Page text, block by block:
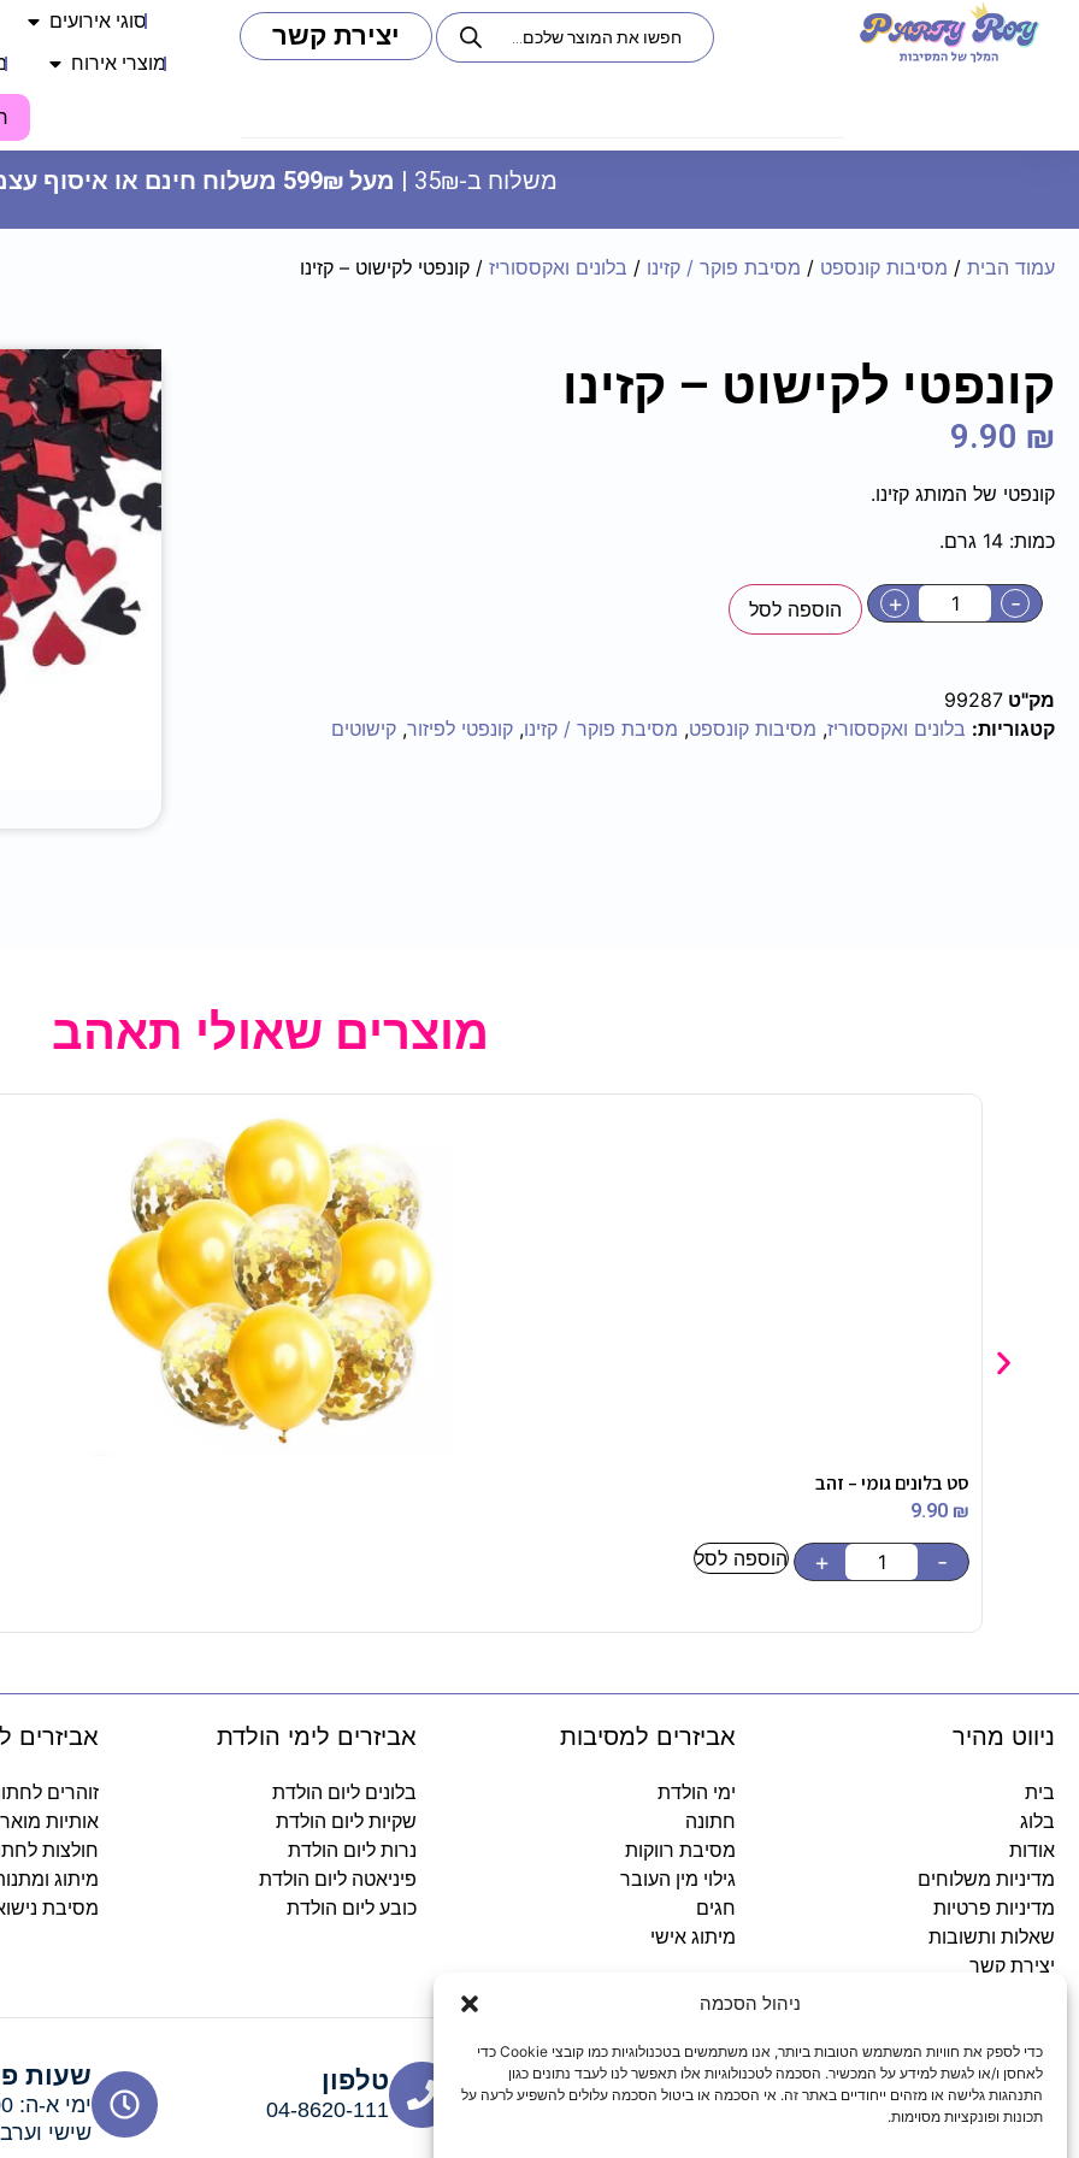
ניהול הסכמה
כדי לספק את חוויות המשתמש הטובות ביותר, אנו משתמשים בטכנולוגיות כמו קובצי Cookie כדי
לאחסן ו/או לגשת למידע על המכשיר. הסכמה לטכנולוגיות אלו תאפשר לנו לעבד נתונים כגון
התנהגות גלישה או מזהים ייחודיים באתר זה. אי הסכמה או ביטול הסכמה עלולים להשפיע לרעה על
תכונות ופונקציות מסוימות.
מפת שולחן - טרקטורים
+
ADD
יצירת קשר סוגי אירועים
מוצרי אירוח
משלוח ב-35₪ | מעל 599₪ משלוח חינם או איסוף עצמי
עמוד הבית / מסיבות קונספט / מסיבת פוקר / קזינו / בלונים ואקססוריז / קונפטי לקישוט – קזינו
קונפטי לקישוט – קזינו
9.90 ₪
קונפטי של המותג קזינו.
כמות: 14 גרם.
-
+ הוספה לסל
מק"ט 99287
קטגוריות: בלונים ואקססוריז, מסיבות קונספט, מסיבת פוקר / קזינו, קונפטי לפיזור, קישוטים
מוצרים שאולי תאהב
סט בלונים גומי – זהב
9.90 ₪
-
+ הוספה לסל
ניווט מהיר
בית
בלוג
אודות
מדיניות משלוחים
מדיניות פרטיות
שאלות ותשובות
יצירת קשר
אביזרים למסיבות
ימי הולדת
חתונה
מסיבת רווקות
גילוי מין העובר
חגים
מיתוג אישי
אביזרים לימי הולדת
בלונים ליום הולדת
שקיות ליום הולדת
נרות ליום הולדת
פיניאטה ליום הולדת
כובע ליום הולדת
אביזרים
זוהרים
אותיות
חולצות
מיתוג
מסיבת
כתובתינו
סניף עפולה: ירושלים 3
טלפון
04-8620-111
שעות
שישי וערבי חג: